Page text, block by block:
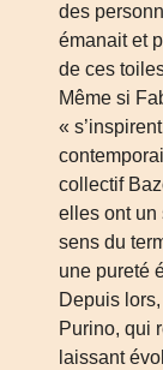
des
émanait et
de ces
Même si
«
collectif
elles ont un
sens du
une pureté
Depuis
Purino, qui
laissant